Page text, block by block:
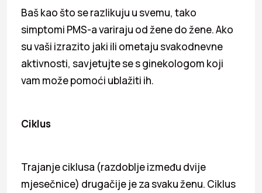
Baš kao što se razlikuju u svemu, tako
simptomi PMS-a variraju od žene do žene. Ako
su vaši izrazito jaki ili ometaju svakodnevne
aktivnosti, savjetujte se s ginekologom koji
vam može pomoći ublažiti ih.
Ciklus
Trajanje ciklusa (razdoblje između dvije
mjesečnice) drugačije je za svaku ženu. Ciklus